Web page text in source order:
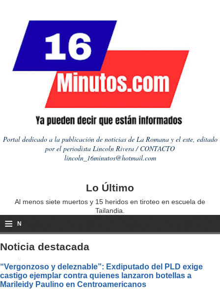
Portal dedicado a la publicación de noticias de La Romana y el este, editado
por el periodista Lincoln Rivera / CONTACTO
lincoln_16minutos@hotmail.com
Lo Último
Al menos siete muertos y 15 heridos en tiroteo en escuela de
Tailandia.
≡ N
a
i
Noticia destacada
“Vergonzoso y deleznable”: Exdiputado del PLD exige
castigo ejemplar contra quienes lanzaron botellas a
Marileidy Paulino en Centroamericanos